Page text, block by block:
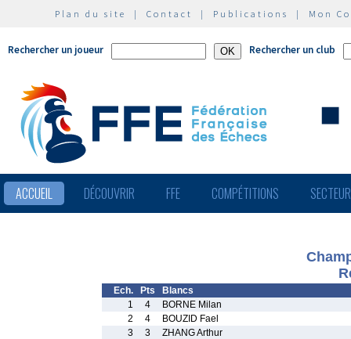
Plan du site | Contact | Publications | Mon
Rechercher un joueur Rechercher un club
ACCUEIL DÉCOUVRIR FFE COMPÉTITIONS
Ech. Pts
Blancs
1
4
BORNE Milan
2
4
BOUZID Fael
3
3
ZHANG Arthur